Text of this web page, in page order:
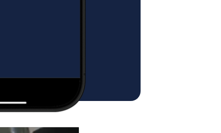
ZA POBRANIEM
(blaty).
kontaktu mebla z płynami.